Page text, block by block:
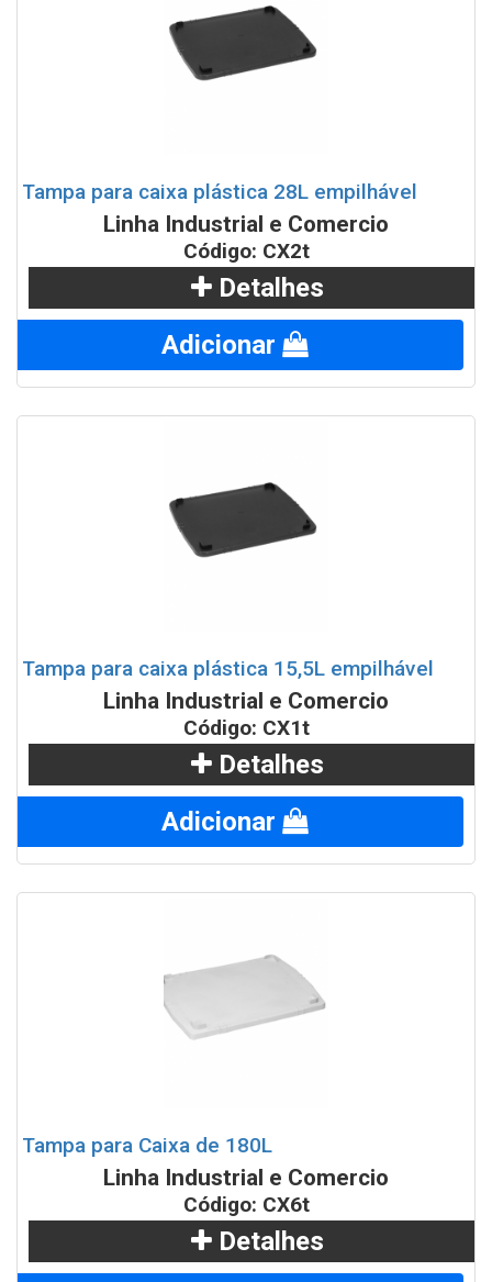
Tampa para caixa plástica 28L empilhável
Linha Industrial e Comercio
Código: CX2t
Detalhes
Adicionar
Tampa para caixa plástica 15,5L empilhável
Linha Industrial e Comercio
Código: CX1t
Detalhes
Adicionar
Tampa para Caixa de 180L
Linha Industrial e Comercio
Código: CX6t
Detalhes